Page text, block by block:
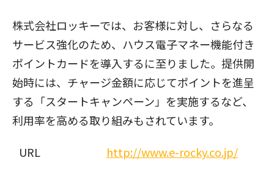
株式会社ロッキーでは、お客様に対し、さらなる
サービス強化のため、ハウス電子マネー機能付き
ポイントカードを導入するに至りました。提供開
始時には、チャージ金額に応じてポイントを進呈
する「スタートキャンペーン」を実施するなど、
利用率を高める取り組みもされています。
URL
http://www.e-rocky.co.jp/